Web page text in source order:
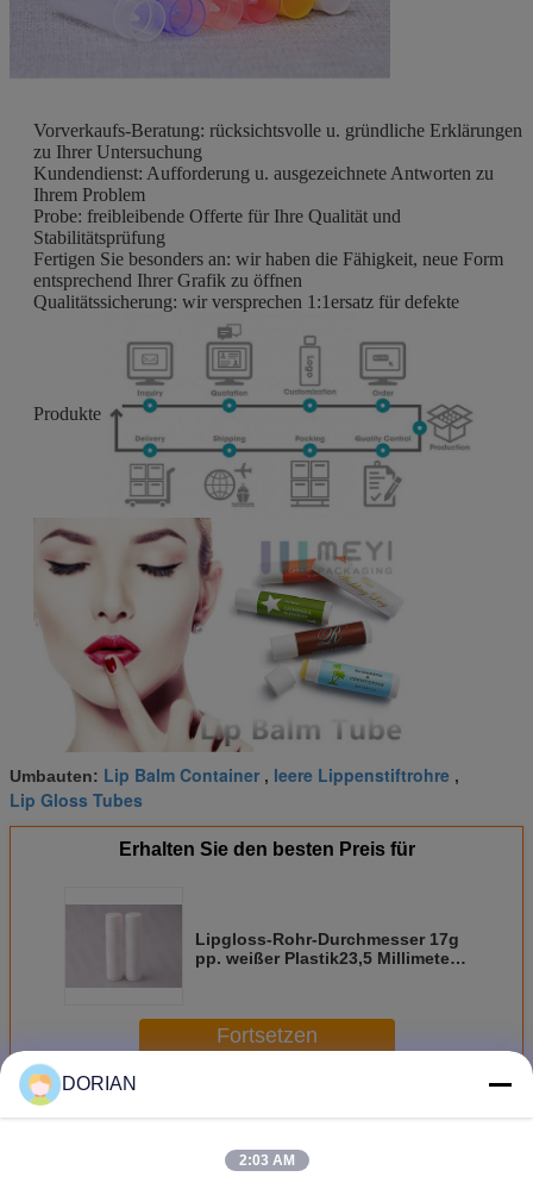
Vorverkaufs-Beratung: rücksichtsvolle u. gründliche Erklärungen
zu Ihrer Untersuchung
Kundendienst: Aufforderung u. ausgezeichnete Antworten zu
Ihrem Problem
Probe: freibleibende Offerte für Ihre Qualität und
Stabilitätsprüfung
Fertigen Sie besonders an: wir haben die Fähigkeit, neue Form
entsprechend Ihrer Grafik zu öffnen
Qualitätssicherung: wir versprechen 1:1ersatz für defekte
Produkte
Umbauten: Lip Balm Container , leere Lippenstiftrohre ,
Lip Gloss Tubes
Erhalten Sie den besten Preis für
Lipgloss-Rohr-Durchmesser 17g
pp. weißer Plastik23,5 Millimeter
Fortsetzen
Mehr
DORIAN
2:03 AM